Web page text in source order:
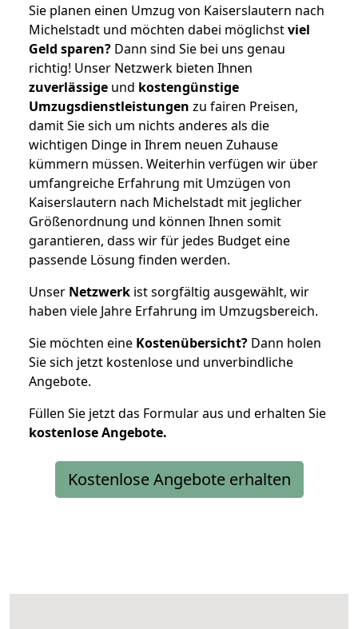
Sie planen einen Umzug von Kaiserslautern nach
Michelstadt und möchten dabei möglichstviel
Geld sparen? Dann sind Sie bei uns genau
richtig! Unser Netzwerk bieten Ihnen
zuverlässige und kostengünstige
Umzugsdienstleistungen zu fairen Preisen,
damit Sie sich um nichts anderes als die
wichtigen Dinge in Ihrem neuen Zuhause
kümmern müssen. Weiterhin verfügen wir über
umfangreiche Erfahrung mit Umzügen von
Kaiserslautern nach Michelstadt mit jeglicher
Größenordnung und können Ihnen somit
garantieren, dass wir für jedes Budget eine
passende Lösung finden werden.
Unser Netzwerk ist sorgfältig ausgewählt, wir
haben viele Jahre Erfahrung im Umzugsbereich.
Sie möchten eine Kostenübersicht? Dann holen
Sie sich jetzt kostenlose und unverbindliche
Angebote.
Füllen Sie jetzt das Formular aus und erhalten Sie
kostenloseAngebote.
Kostenlose Angebote erhalten